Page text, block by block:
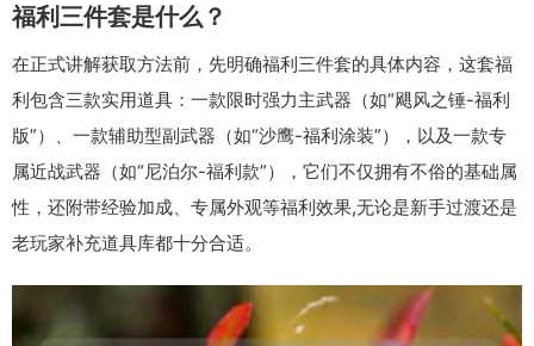
福利三件套是什么？
在正式讲解获取方法前，先明确福利三件套的具体内容，这套福
利包含三款实用道具：一款限时强力主武器（如“飓风之锤-福利
版”）、一款辅助型副武器（如“沙鹰-福利涂装”），以及一款专
属近战武器（如“尼泊尔-福利款”），它们不仅拥有不俗的基础属
性，还附带经验加成、专属外观等福利效果,无论是新手过渡还是
老玩家补充道具库都十分合适。